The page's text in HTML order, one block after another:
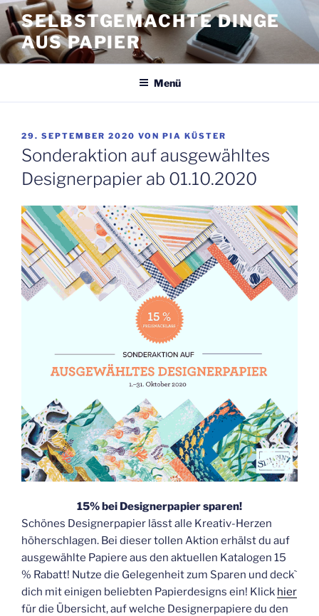
Zum
Inhalt
springen
SELBSTGEMACHTE DINGE
AUS PAPIER
Menü
VERÖFFENTLICHT
AM
29. SEPTEMBER 2020 VON PIA KÜSTER
Sonderaktion auf ausgewähltes
Designerpapier ab 01.10.2020
15% bei Designerpapier sparen!
Schönes Designerpapier lässt alle Kreativ-Herzen
höherschlagen. Bei dieser tollen Aktion erhälst du auf
ausgewählte Papiere aus den aktuellen Katalogen 15
% Rabatt! Nutze die Gelegenheit zum Sparen und deck`
dich mit einigen beliebten Papierdesigns ein! Klick hier
für die Übersicht, auf welche Designerpapiere du den